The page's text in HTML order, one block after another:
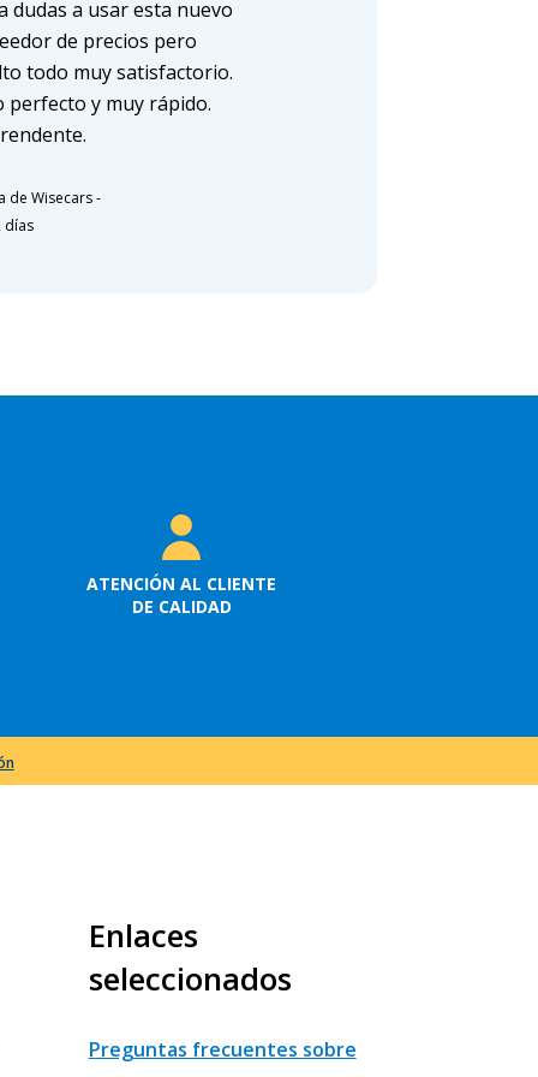
dudas a usar esta nuevo
de precios pero
todo muy satisfactorio.
perfecto y muy rápido.
de Wisecars-
días
ATENCIÓN AL CLIENTE
DE CALIDAD
Enlaces
seleccionados
Preguntas frecuentes sobre